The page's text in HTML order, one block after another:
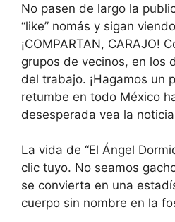
No pasen de largo la
“like” nomás y sigan
¡COMPARTAN, CARAJO!
grupos de vecinos, en los
del trabajo. ¡Hagamos un
retumbe en todo México
desesperada vea la
La vida de “El Ángel
clic tuyo. No seamos
se convierta en una
cuerpo sin nombre en la